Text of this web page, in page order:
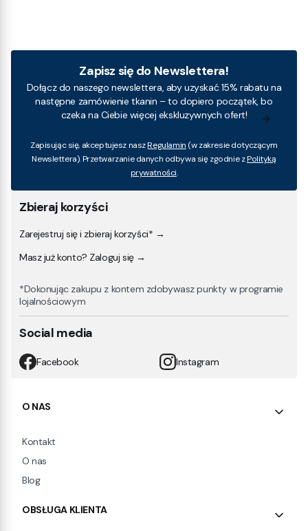
Zbieraj korzyści
Zarejestruj się i zbieraj korzyści* →
Masz już konto? Zaloguj się →
*Dokonując zakupu z kontem zdobywasz punkty w programie
lojalnościowym
Social media
Facebook Instagram
Zapisz się do Newslettera!
Dołącz do naszego newslettera, aby uzyskać 15% rabatu na
następne zamówienie tkanin – to dopiero początek, bo
czeka na Ciebie więcej ekskluzywnych ofert!
Zapisując się, akceptujesz naszRegulamin (w zakresie dotyczącym
Newslettera). Przetwarzanie danych odbywa się zgodnie zPolityką
prywatności.
Linki w stopce
O NAS
Kontakt
O nas
Blog
OBSŁUGA KLIENTA